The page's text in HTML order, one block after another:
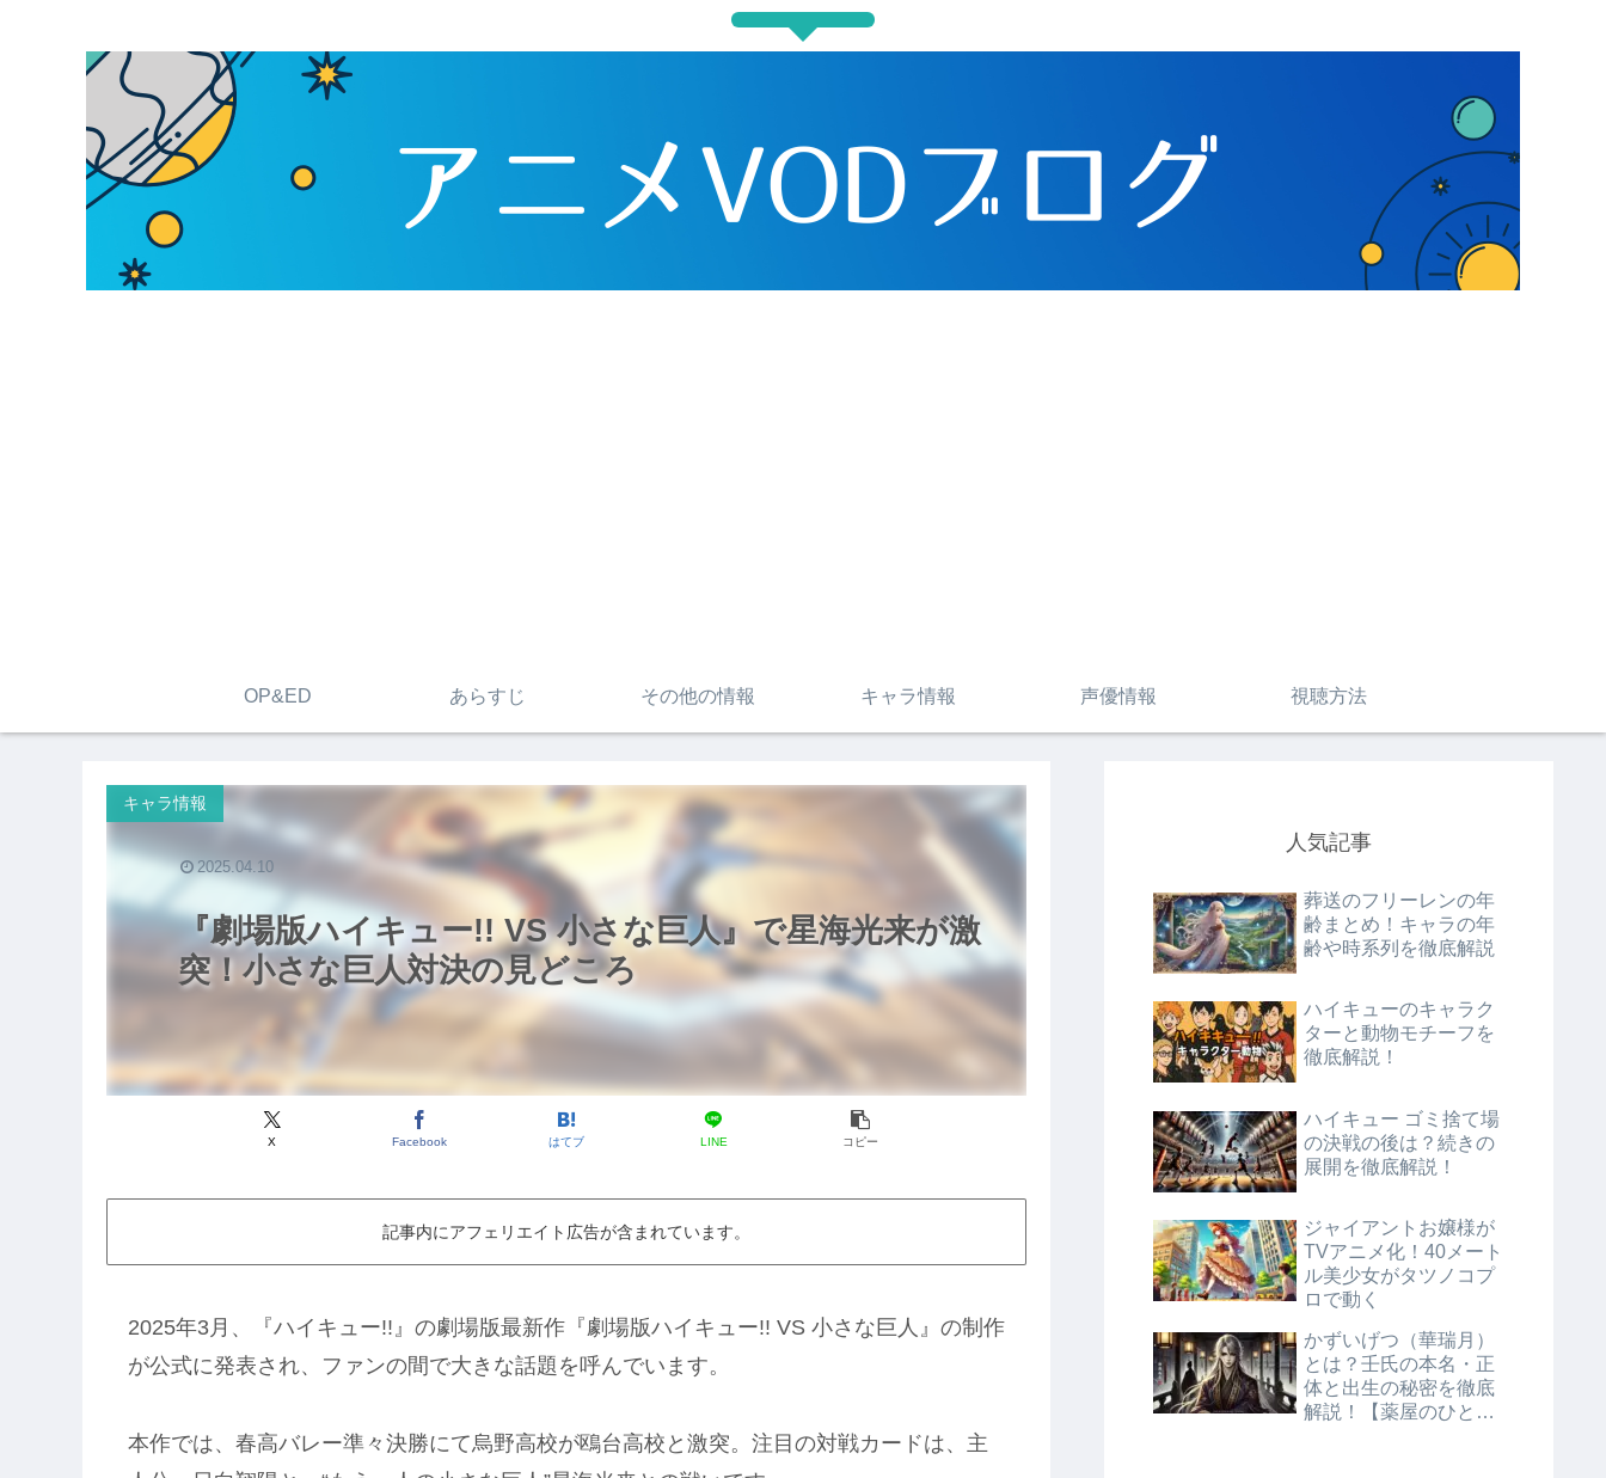
OP&ED あらすじ その他の情報 キャラ情報 声優情報 視聴方法
『劇場版ハイキュー!! VS 小さな巨人』で星海光来が激
突！小さな巨人対決の見どころ
キャラ情報
X Facebook はてブ LINE コピー
2025.04.10
記事内にアフェリエイト広告が含まれています。
2025年3月、『ハイキュー!!』の劇場版最新作『劇場版ハイキュー!! VS 小さな巨人』の制作
が公式に発表され、ファンの間で大きな話題を呼んでいます。
本作では、春高バレー準々決勝にて烏野高校が鴎台高校と激突。注目の対戦カードは、主
人気記事
葬送のフリーレンの年
齢まとめ！キャラの年
齢や時系列を徹底解説
ハイキューのキャラク
ターと動物モチーフを
徹底解説！
ハイキュー ゴミ捨て場
の決戦の後は？続きの
展開を徹底解説！
ジャイアントお嬢様が
TVアニメ化！40メート
ル美少女がタツノコプ
ロで動く
かずいげつ（華瑞月）
とは？壬氏の本名・正
体と出生の秘密を徹底
解説！【薬屋のひとり